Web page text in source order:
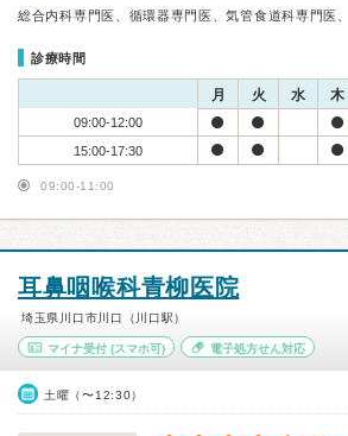
総合内科専門医、循環器専門医、気管食道科専門医
診療時間
月 火 水 木
09:00-12:00
15:00-17:30
09:00-11:00
耳鼻咽喉科青柳医院
埼玉県川口市川口（川口駅）
マイナ受付 (スマホ可) 電子処方せん対応
土曜（〜12:30）